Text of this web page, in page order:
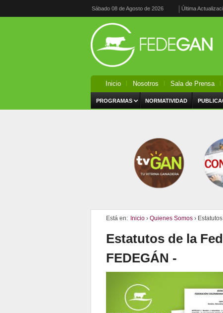
Sábado 08 de Agosto de 2026 Última
Inicio Nosotros Sala de Prensa
PROGRAMAS NORMATIVIDAD
Está en: Inicio › Quienes Somos ›
Estatutos de la
FEDEGÁN -